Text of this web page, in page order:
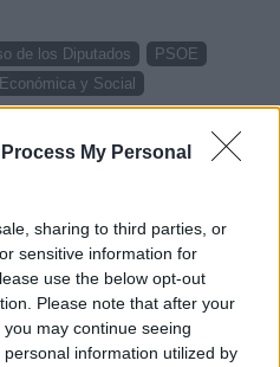
My Personal
sharing to third parties, or
sensitive information for
use the below opt-out
Please note that after your
may continue seeing
information utilized by
de los Diputados
PSOE
y Social